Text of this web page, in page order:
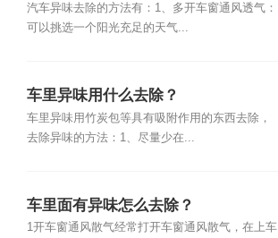
汽车异味去除的方法有：1、多开车窗通风透气：
可以挑选一个阳光充足的天气...
车里异味用什么去除？
车里异味用竹炭包等具有吸附作用的东西去除，
去除异味的方法：1、尽量少在...
车里面有异味怎么去除？
1开车窗通风散气经常打开车窗通风散气，在上车